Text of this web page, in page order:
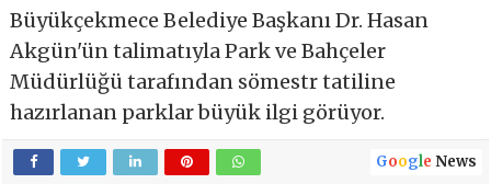
Büyükçekmece Belediye Başkanı Dr. Hasan
Akgün'ün talimatıyla Park ve Bahçeler
Müdürlüğü tarafından sömestr tatiline
hazırlanan parklar büyük ilgi görüyor.
Google News